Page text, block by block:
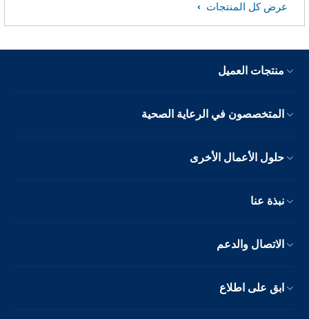
عرض كل المنتجات
منتجات العميل
المتخصصون في الرعاية الصحية
حلول الأعمال الأخرى
نبذة عنا
الاتصال والدعم
ابق على اطلاع